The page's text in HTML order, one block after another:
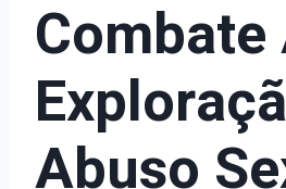
Combate
Abuso